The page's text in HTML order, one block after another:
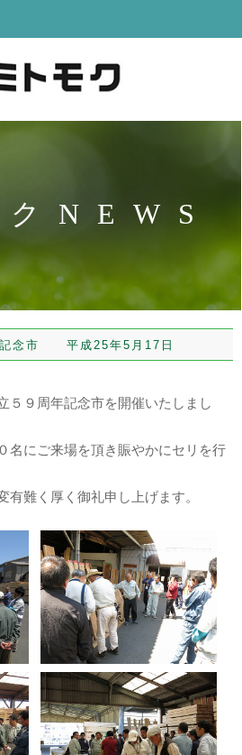
クNEWS
念市 平成25年5月17日
５９周年記念市を開催いたしまし
名にご来場を頂き賑やかにセリを行
有難く厚く御礼申し上げます。